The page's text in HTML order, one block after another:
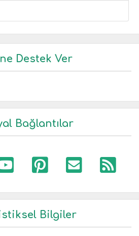
Destek Ver
Bağlantılar
Bilgiler